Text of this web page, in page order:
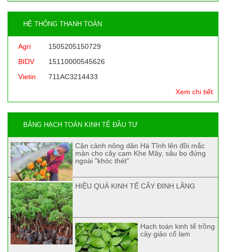
HỆ THỐNG THANH TOÁN
Agri
1505205150729
BIDV
15110000545626
Vietin
711AC3214433
Xem chi tiết
BẢNG HẠCH TOÁN KINH TẾ ĐẦU TƯ
Cận cảnh nông dân Hà Tĩnh lên đồi mắc
màn cho cây cam Khe Mây, sâu bọ đứng
ngoài "khóc thét"
HIỆU QUẢ KINH TẾ CÂY ĐINH LĂNG
Hạch toán kinh tế trồng
cây giảo cổ lam